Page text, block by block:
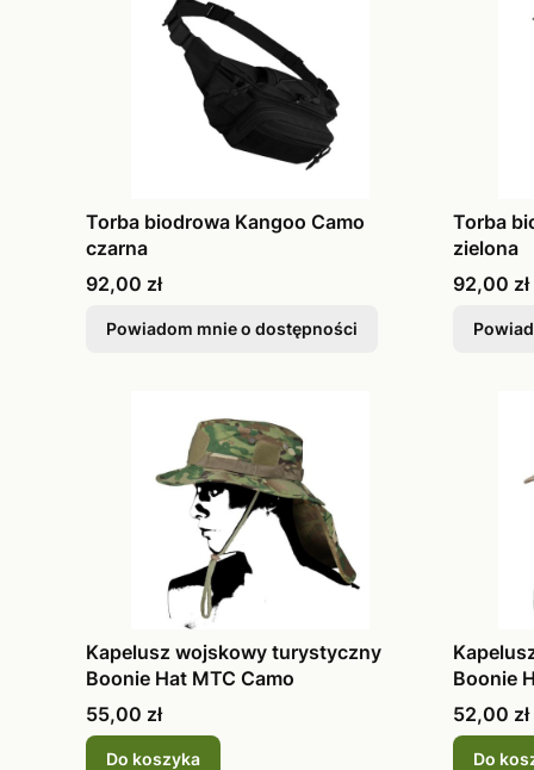
Torba biodrowa Kangoo Camo
czarna
Cena
92,00 zł
Powiadom mnie o dostępności
Torba
zielona
Cena
92,00 zł
Kapelusz wojskowy turystyczny
Boonie Hat MTC Camo
Cena
55,00 zł
Do koszyka
Boonie
Cena
52,00 zł
Do